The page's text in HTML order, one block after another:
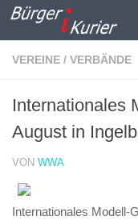
Zum Inhalt springen
VEREINE / VERBÄNDE
Internationales
August in
VON WWA
Internationales Modell-